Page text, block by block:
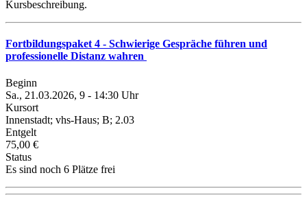
Kursbeschreibung.
Fortbildungspaket 4 - Schwierige Gespräche führen und
professionelle Distanz wahren
Beginn
Sa., 21.03.2026, 9 - 14:30 Uhr
Kursort
Innenstadt; vhs-Haus; B; 2.03
Entgelt
75,00 €
Status
Es sind noch 6 Plätze frei